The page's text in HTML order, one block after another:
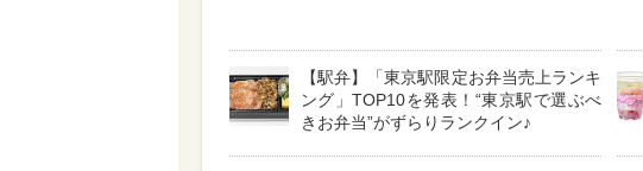
【駅弁】「東京駅限定お弁当売上ランキ
ング」TOP10を発表！“東京駅で選ぶべ
きお弁当”がずらりランクイン♪